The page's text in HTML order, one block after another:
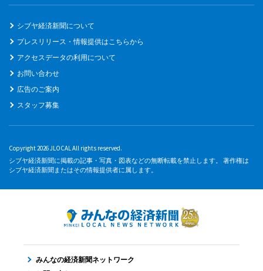
シブヤ経済新聞について
プレスリリース・情報提供はこちらから
アクセスデータの利用について
お問い合わせ
広告のご案内
スタッフ募集
Copyright 2026 JLOCAL All rights reserved.
シブヤ経済新聞に掲載の記事・写真・図表などの無断転載を禁止します。 著作権は
シブヤ経済新聞またはその情報提供者に属します。
みんなの経済新聞ネットワーク